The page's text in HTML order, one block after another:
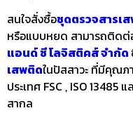
สนใจสั่งซื้อชุดตรวจสารเ
หรือแบบหยด สามารถติดต่
แอนด์ ซี โลจิสติคส์ จำกัด
เสพติดในปัสสาวะ ที่มีคุณ
ประเทศ FSC , ISO 13485
สากล